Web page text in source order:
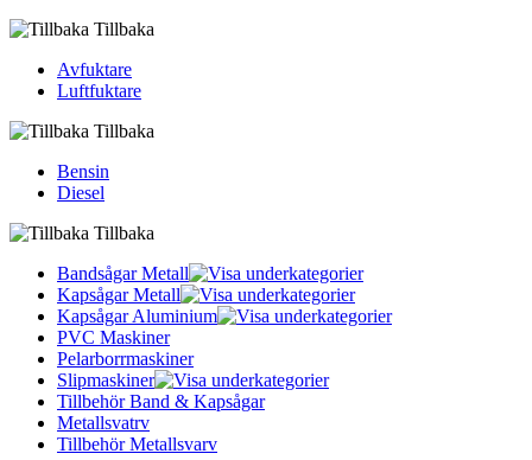
Tillbaka
Avfuktare
Luftfuktare
Tillbaka
Bensin
Diesel
Tillbaka
Bandsågar Metall
Kapsågar Metall
Kapsågar Aluminium
PVC Maskiner
Pelarborrmaskiner
Slipmaskiner
Tillbehör Band & Kapsågar
Metallsvatrv
Tillbehör Metallsvarv